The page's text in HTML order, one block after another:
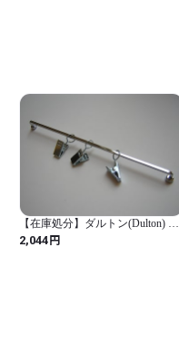
【在庫処分】ダルトン(Dulton) デ
ィスプレイ雑貨 マグネティック
メモ バー 幅185mm MAGNETIC
2,044円